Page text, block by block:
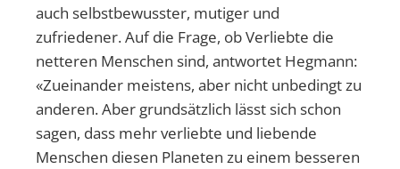
auch selbstbewusster, mutiger und
zufriedener. Auf die Frage, ob Verliebte die
netteren Menschen sind, antwortet Hegmann:
«Zueinander meistens, aber nicht unbedingt zu
anderen. Aber grundsätzlich lässt sich schon
sagen, dass mehr verliebte und liebende
Menschen diesen Planeten zu einem besseren